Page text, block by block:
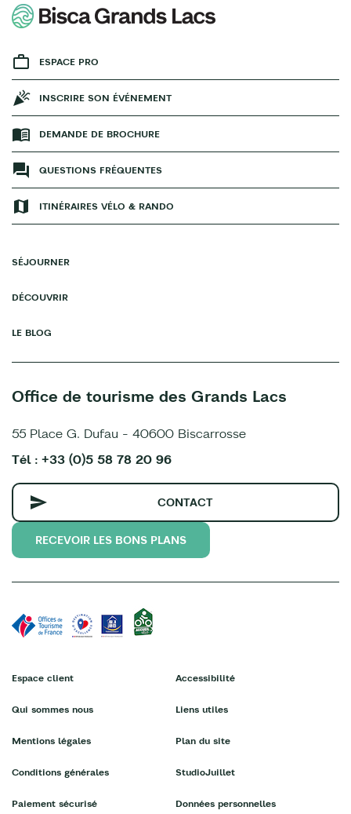
ESPACE PRO
INSCRIRE SON ÉVÉNEMENT
DEMANDE DE BROCHURE
QUESTIONS FRÉQUENTES
ITINÉRAIRES VÉLO & RANDO
SÉJOURNER
DÉCOUVRIR
LE BLOG
Office de tourisme des Grands Lacs
55 Place G. Dufau - 40600 Biscarrosse
Tél : +33 (0)5 58 78 20 96
CONTACT
RECEVOIR LES BONS PLANS
Espace client
Qui sommes nous
Mentions légales
Conditions générales
Paiement sécurisé
Accessibilité
Liens utiles
Plan du site
StudioJuillet
Données personnelles